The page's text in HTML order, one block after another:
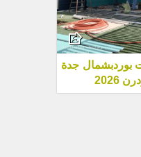
بوردبشمال جدة